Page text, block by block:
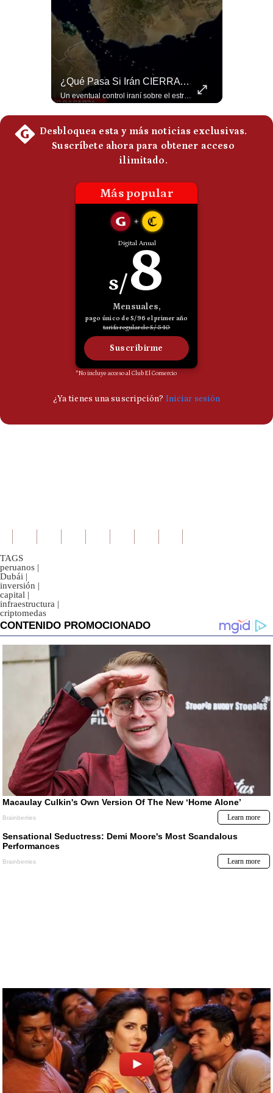
¿Qué Pasa Si Irán CIERRA El Estrecho De Ormuz? | #radar24
Un eventual control iraní sobre el estrecho de Ormuz cambiaría radicalmente el equilibrio de poder, así lo explicó el analista Roberto Heimovits. Además, explicó que países como Arabia Saudita, Qatar, Emiratos Árabes Unidos, Irak y Kuwait dependen de esa ruta para exportar petróleo, gas y fertilizantes. #Geopolitica #Irán #EstrechoDeOrmuz #Petroleo #NoticiasInternacionales #RobertoHeimovits #Shorts 👉 Suscríbete y activa la campana para no perderte nuestro análisis diario. 🌎 Síguenos en nuestras redes sociales: 📌 Web oficial: https://gestion.pe/mundo/ 📌 LinkedIn: http://bit.ly/3HYIET0 📌 X (Twitter): http://bit.ly/4noZtX9 📌 TikTok: http://bit.ly/4evB6TO
TAGS
peruanos |
Dubái |
inversión |
capital |
infraestructura |
criptomedas